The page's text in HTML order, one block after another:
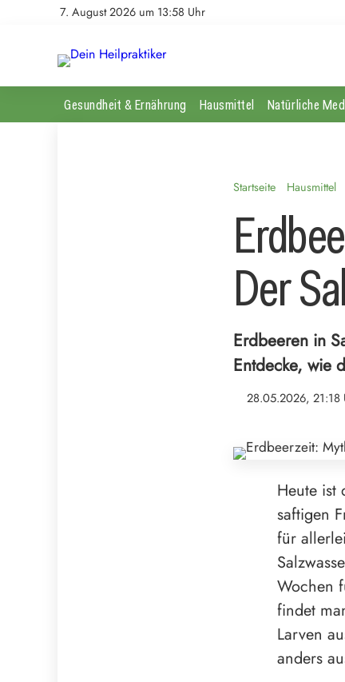
7. August 2026 um 13:58 Uhr
Gesundheit & Ernährung Hausmittel Natürliche
Startseite Hausmittel
Der
Erdbeeren in
Entdecke, wie
28.05.2026, 21:18
Heute
saftigen
für
Wochen
findet
Larven
anders